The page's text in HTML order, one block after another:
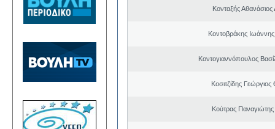
Κονταξής Αθανάσιος
Κοντοβράκης
Κοντογιαννόπουλος
Κοσιτζίδης
Κούτρας Παναγιώτης